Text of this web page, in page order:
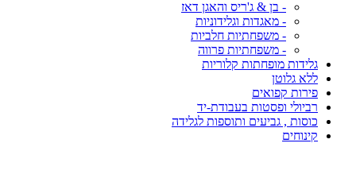
- בן & ג'ריס והאגן דאז
- מאגדות וגלידוניות
- משפחתיות חלביות
- משפחתיות פרווה
גלידות מופחתות קלוריות
ללא גלוטן
פירות קפואים
רביולי ופסטות בעבודת-יד
כוסות , גביעים ותוספות לגלידה
קינוחים